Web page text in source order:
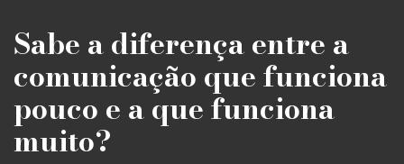
Sabe a diferença entre a
comunicação que funciona
pouco e a que funciona
muito?